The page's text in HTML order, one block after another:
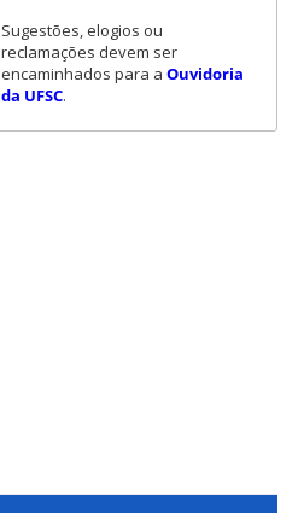
Sugestões, elogios ou
reclamações devem ser
encaminhados para a Ouvidoria
da UFSC.